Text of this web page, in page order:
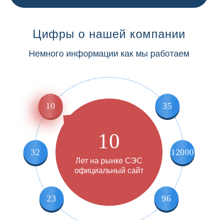
Цифры о нашей компании
Немного информации как мы работаем
10 35
12000
96
23
32 10
Лет на рынке СЭС
официальный сайт